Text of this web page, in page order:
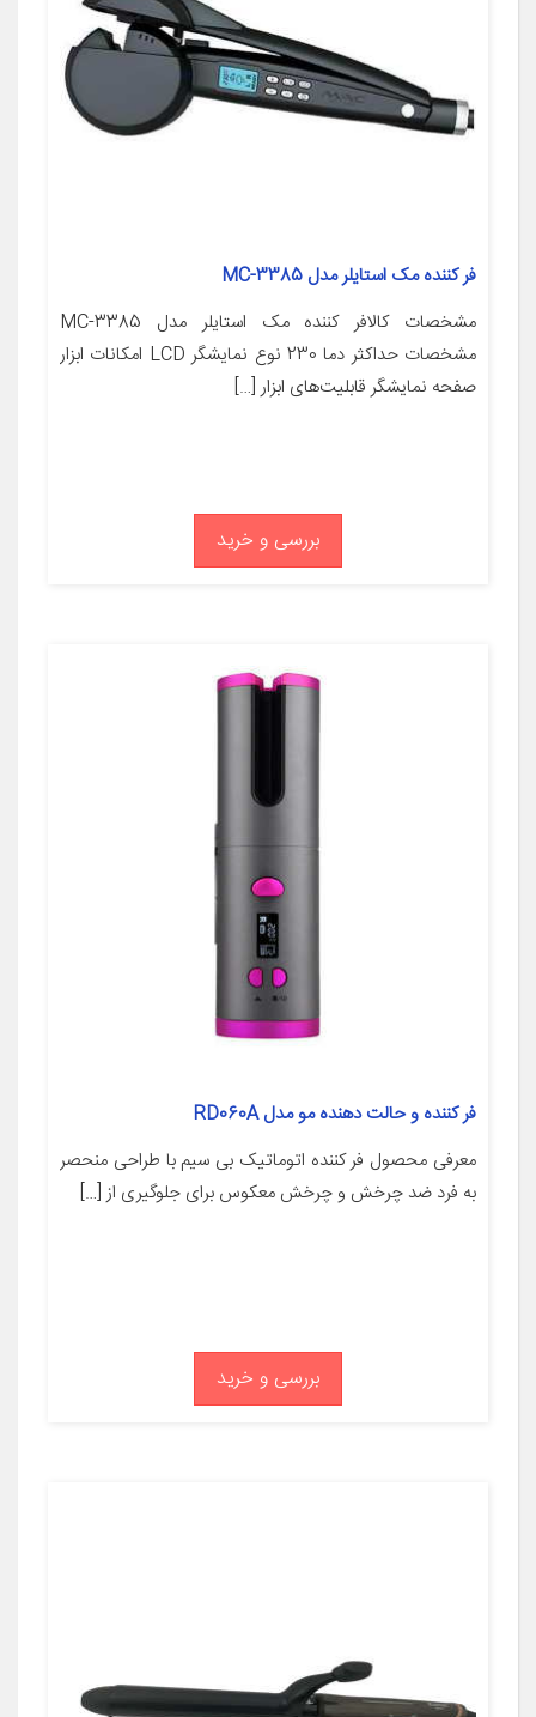
فر کننده مک استایلر مدل MC-3385
مشخصات کالافر کننده مک استایلر مدل MC-3385
مشخصات حداکثر دما 230 نوع نمایشگر LCD امکانات ابزار
صفحه نمایشگر قابلیت‌های ابزار […]
بررسی و خرید
فر کننده و حالت دهنده مو مدل RD060A
معرفی محصول فر کننده اتوماتیک بی سیم با طراحی منحصر
به فرد ضد چرخش و چرخش معکوس برای جلوگیری از […]
بررسی و خرید